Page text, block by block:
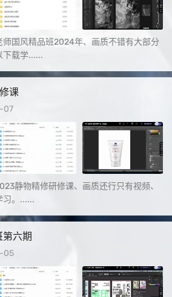
国风精品班2024年、画质不错有大部分
下载学......
课
07
静物精修研修课、画质还行只有视频、
习。......
六期
05